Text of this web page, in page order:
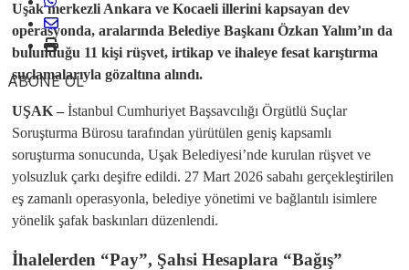
ABONE OL
Uşak merkezli Ankara ve Kocaeli illerini kapsayan dev
operasyonda, aralarında Belediye Başkanı Özkan Yalım’ın da
bulunduğu 11 kişi rüşvet, irtikap ve ihaleye fesat karıştırma
suçlamalarıyla gözaltına alındı.
UŞAK – İstanbul Cumhuriyet Başsavcılığı Örgütlü Suçlar
Soruşturma Bürosu tarafından yürütülen geniş kapsamlı
soruşturma sonucunda, Uşak Belediyesi’nde kurulan rüşvet ve
yolsuzluk çarkı deşifre edildi. 27 Mart 2026 sabahı gerçekleştirilen
eş zamanlı operasyonla, belediye yönetimi ve bağlantılı isimlere
yönelik şafak baskınları düzenlendi.
İhalelerden “Pay”, Şahsi Hesaplara “Bağış”